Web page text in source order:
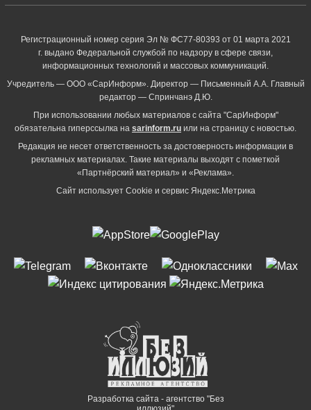
Регистрационный номер серия Эл № ФС77-80393 от 01 марта 2021
г. выдано Федеральной службой по надзору в сфере связи,
информационных технологий и массовых коммуникаций.
Учредитель — ООО «СарИнформ». Директор — Письменный А.А. Главный
редактор — Спринчанэ Д.Ю.
При использовании любых материалов с сайта "СарИнформ"
обязательна гиперссылка на sarinform.ru или на страницу с новостью.
Редакция не несет ответственность за достоверность информации в
рекламных материалах. Такие материалы выходят с пометкой
«Партнёрский материал» и «Реклама».
Сайт использует Cookie и сервиc Яндекс.Метрика
Разработка сайта - агентство "Без